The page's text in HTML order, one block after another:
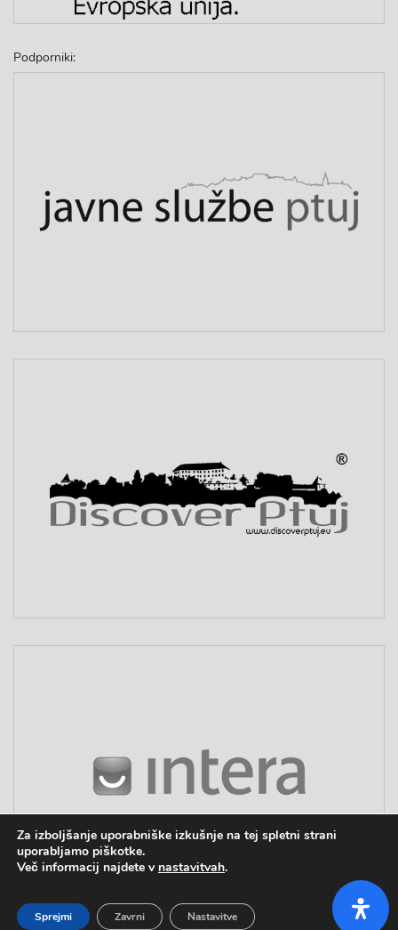
Podporniki:
Za izboljšanje uporabniške izkušnje na tej spletni strani
uporabljamo piškotke.
Več informacij najdete v nastavitvah.
Sprejmi Zavrni Nastavitve